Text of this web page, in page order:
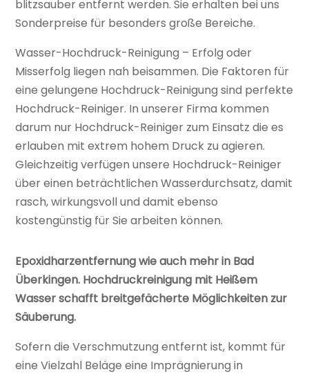
blitzsauber entfernt werden. Sie erhalten bei uns
Sonderpreise für besonders große Bereiche.
Wasser-Hochdruck-Reinigung – Erfolg oder
Misserfolg liegen nah beisammen. Die Faktoren für
eine gelungene Hochdruck-Reinigung sind perfekte
Hochdruck-Reiniger. In unserer Firma kommen
darum nur Hochdruck-Reiniger zum Einsatz die es
erlauben mit extrem hohem Druck zu agieren.
Gleichzeitig verfügen unsere Hochdruck-Reiniger
über einen beträchtlichen Wasserdurchsatz, damit
rasch, wirkungsvoll und damit ebenso
kostengünstig für Sie arbeiten können.
Epoxidharzentfernung wie auch mehr in Bad
Überkingen. Hochdruckreinigung mit Heißem
Wasser schafft breitgefächerte Möglichkeiten zur
Säuberung.
Sofern die Verschmutzung entfernt ist, kommt für
eine Vielzahl Beläge eine Imprägnierung in